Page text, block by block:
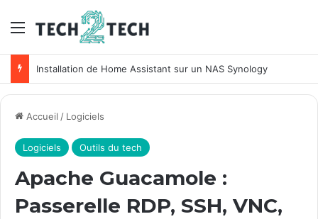
Menu
Installation de Home Assistant sur un NAS Synology
Accueil / Logiciels
Logiciels Outils du tech
Apache Guacamole :
Passerelle RDP, SSH, VNC,